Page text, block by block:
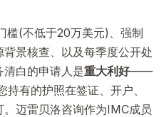
槛(不低于20万美元)、强制
景核查、以及每季度公开处
白的申请人是重大利好——
有的护照在签证、开户、
迈雷贝洛咨询作为IMC成员